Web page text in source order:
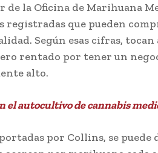
de la Oficina de Marihuana
registradas que pueden
Según esas cifras, tocan
rentado por tener un
alto.
el autocultivo de cannabis
por Collins, se puede